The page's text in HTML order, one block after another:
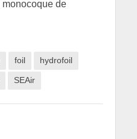
foil hydrofoil
SEAir